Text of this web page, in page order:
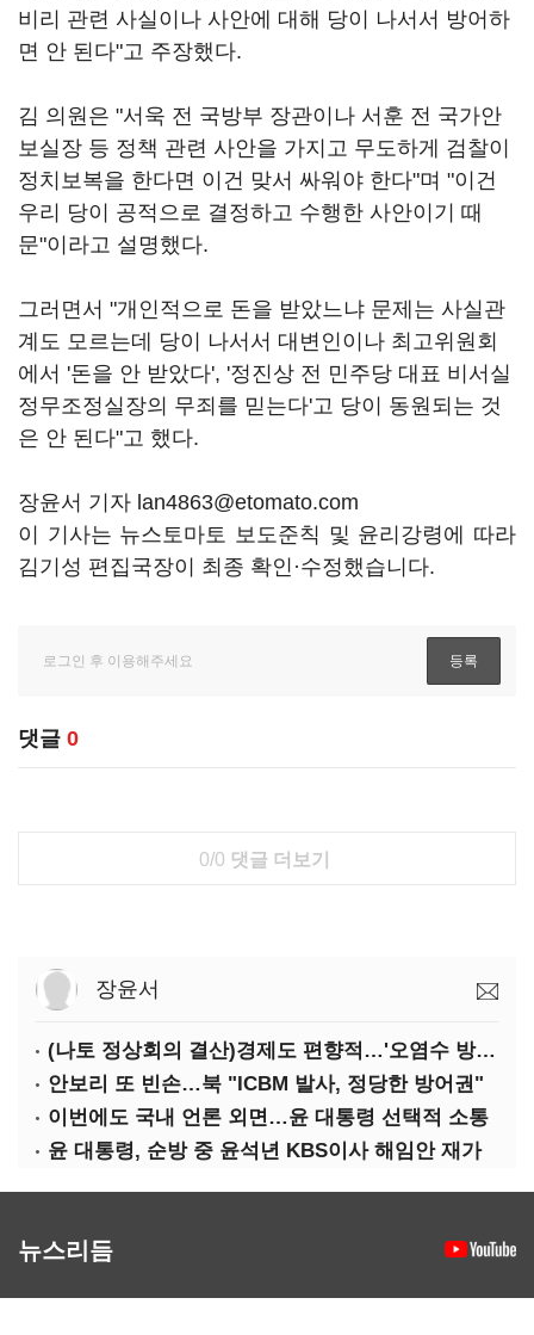
비리 관련 사실이나 사안에 대해 당이 나서서 방어하
면 안 된다"고 주장했다.
김 의원은 "서욱 전 국방부 장관이나 서훈 전 국가안
보실장 등 정책 관련 사안을 가지고 무도하게 검찰이
정치보복을 한다면 이건 맞서 싸워야 한다"며 "이건
우리 당이 공적으로 결정하고 수행한 사안이기 때
문"이라고 설명했다.
그러면서 "개인적으로 돈을 받았느냐 문제는 사실관
계도 모르는데 당이 나서서 대변인이나 최고위원회
에서 '돈을 안 받았다', '정진상 전 민주당 대표 비서실
정무조정실장의 무죄를 믿는다'고 당이 동원되는 것
은 안 된다"고 했다.
장윤서 기자 lan4863@etomato.com
이 기사는 뉴스토마토 보도준칙 및 윤리강령에 따라
김기성 편집국장이 최종 확인·수정했습니다.
댓글 0
0/0 댓글 더보기
장윤서
(나토 정상회의 결산)경제도 편향적…'오염수 방류'만 용인
안보리 또 빈손…북 "ICBM 발사, 정당한 방어권"
이번에도 국내 언론 외면…윤 대통령 선택적 소통
윤 대통령, 순방 중 윤석년 KBS이사 해임안 재가
뉴스리듬